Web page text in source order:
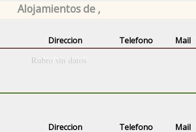
Alojamientos de ,
Direccion Telefono Mail
Rubro sin datos
Direccion Telefono Mail